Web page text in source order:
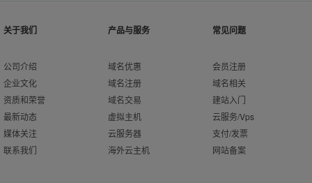
关于我们
公司介绍
企业文化
资质和荣誉
最新动态
媒体关注
联系我们
产品与服务
域名优惠
域名注册
域名交易
虚拟主机
云服务器
海外云主机
常见问题
会员注册
域名相关
建站入门
云服务/Vps
支付/发票
网站备案